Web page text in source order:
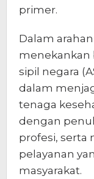
primer.
Dalam
menekankan
sipil negara
dalam
tenaga
dengan
profesi, serta
pelayanan
masyarakat.